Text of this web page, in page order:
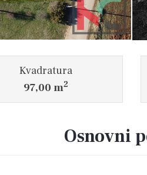
Kvadratura
97,00 m2
Osnovni